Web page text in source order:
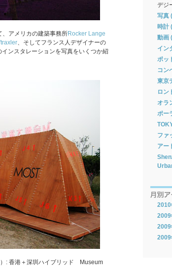
、アメリカの建築事務所Rocker Lange
、そしてフランス人デザイナーの
ンスタレーションを写真をいくつか紹
: 香港＋深圳ハイブリッド Museum
デジ
写真
時計
動画
イン
ポッ
コン
東京
ロン
オラ
ポー
ファ
アー
2010
2009
2009
2009